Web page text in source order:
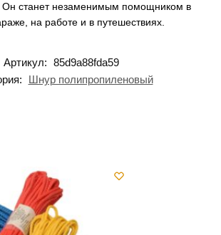
Он станет незаменимым помощником в
на работе и в путешествиях.
Артикул: 85d9a88fda59
Шнур полипропиленовый